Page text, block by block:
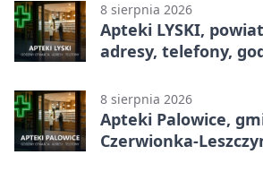
8 sierpnia 2026
Apteki LYSKI,
adresy, telefony,
8 sierpnia 2026
Apteki Palowice,
Czerwionka-